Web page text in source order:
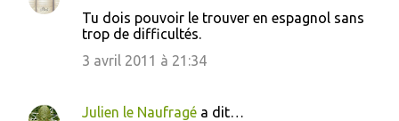
Tu dois pouvoir le trouver en espagnol sans
trop de difficultés.
3 avril 2011 à 21:34
Julien le Naufragé a dit…